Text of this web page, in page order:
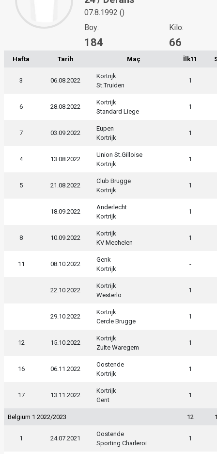
07.8.1992 ()
Boy:
184
Kilo:
66
Hafta Tarih Maç İlk11
3 06.08.2022
Kortrijk
St.Truiden
1
6 28.08.2022
Kortrijk
Standard Liege
1
7 03.09.2022
Eupen
Kortrijk
1
4 13.08.2022
Union St.Gilloise
Kortrijk
1
5 21.08.2022
Club Brugge
Kortrijk
1
18.09.2022
Anderlecht
Kortrijk
1
8 10.09.2022
Kortrijk
KV Mechelen
1
11 08.10.2022
Genk
Kortrijk
-
22.10.2022
Kortrijk
Westerlo
1
29.10.2022
Kortrijk
Cercle Brugge
1
12 15.10.2022
Kortrijk
Zulte Waregem
1
16 06.11.2022
Oostende
Kortrijk
1
17 13.11.2022
Kortrijk
Gent
1
Belgium 1 2022/2023 12
1 24.07.2021
Oostende
Sporting Charleroi
1